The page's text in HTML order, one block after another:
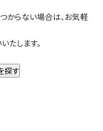
からない場合は、お気軽
たします。